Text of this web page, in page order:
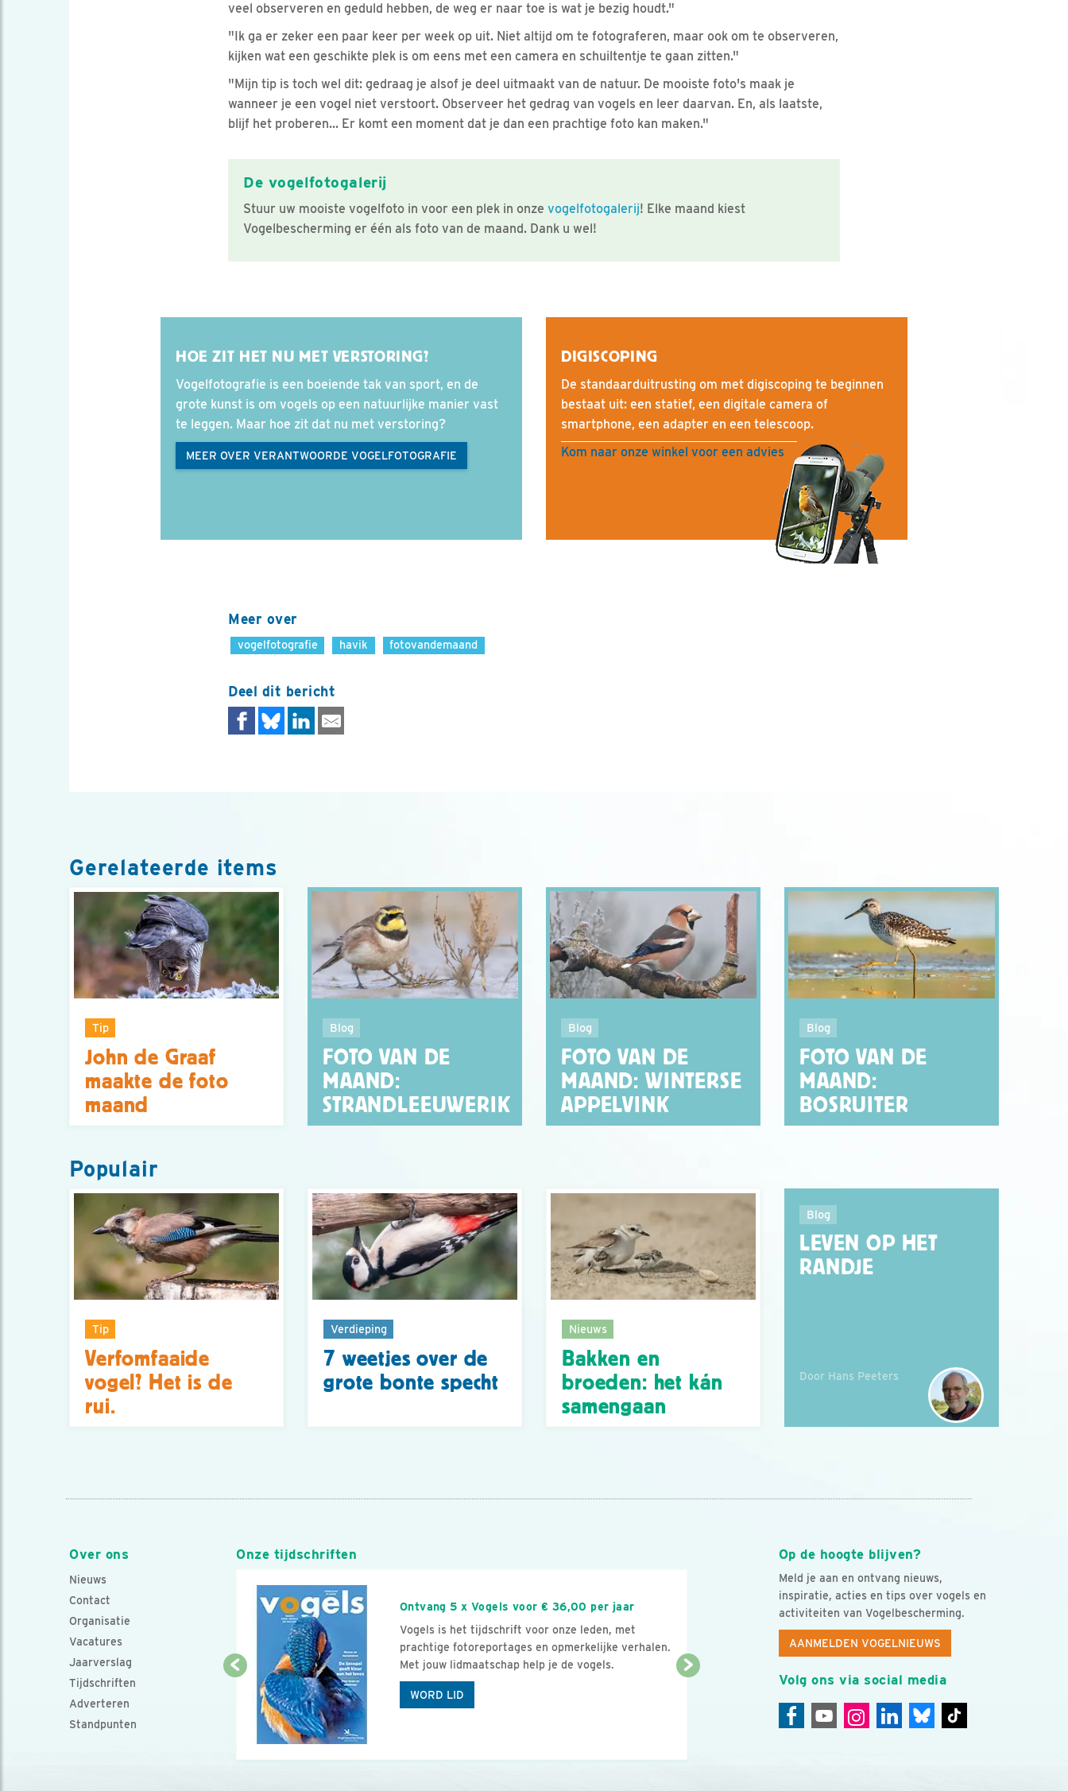
veel observeren en geduld hebben, de weg er naar toe is wat je bezig houdt."
"Ik ga er zeker een paar keer per week op uit. Niet altijd om te fotograferen, maar ook om te observeren,
kijken wat een geschikte plek is om eens met een camera en schuiltentje te gaan zitten."
"Mijn tip is toch wel dit: gedraag je alsof je deel uitmaakt van de natuur. De mooiste foto's maak je
wanneer je een vogel niet verstoort. Observeer het gedrag van vogels en leer daarvan. En, als laatste,
blijf het proberen... Er komt een moment dat je dan een prachtige foto kan maken."
De vogelfotogalerij
Stuur uw mooiste vogelfoto in voor een plek in onze vogelfotogalerij! Elke maand kiest
Vogelbescherming er één als foto van de maand. Dank u wel!
HOE ZIT HET NU MET VERSTORING?
Vogelfotografie is een boeiende tak van sport, en de
grote kunst is om vogels op een natuurlijke manier vast
te leggen. Maar hoe zit dat nu met verstoring?
MEER OVER VERANTWOORDE VOGELFOTOGRAFIE
DIGISCOPING
De standaarduitrusting om met digiscoping te beginnen
bestaat uit: een statief, een digitale camera of
smartphone, een adapter en een telescoop.
Kom naar onze winkel voor een advies
Meer over
vogelfotografie havik fotovandemaand
Deel dit bericht
Gerelateerde items
Tip
John de Graaf
maakte de foto
maand
Blog
FOTO VAN DE
MAAND:
STRANDLEEUWERIK
Blog
FOTO VAN DE
MAAND: WINTERSE
APPELVINK
Blog
FOTO VAN DE
MAAND:
BOSRUITER
Populair
Tip
Verfomfaaide
vogel? Het is de
rui.
Verdieping
7 weetjes over de
grote bonte specht
Nieuws
Bakken en
broeden: het kán
samengaan
Blog
LEVEN OP HET
RANDJE
Door Hans Peeters
Over ons
Nieuws
Contact
Organisatie
Vacatures
Jaarverslag
Tijdschriften
Adverteren
Standpunten
Op de hoogte blijven?
Meld je aan en ontvang nieuws,
inspiratie, acties en tips over vogels en
activiteiten van Vogelbescherming.
AANMELDEN VOGELNIEUWS
Volg ons via social media
Onze tijdschriften
Ontvang 5 x Vogels voor € 36,00 per jaar
Vogels is het tijdschrift voor onze leden, met
prachtige fotoreportages en opmerkelijke verhalen.
Met jouw lidmaatschap help je de vogels.
WORD LID